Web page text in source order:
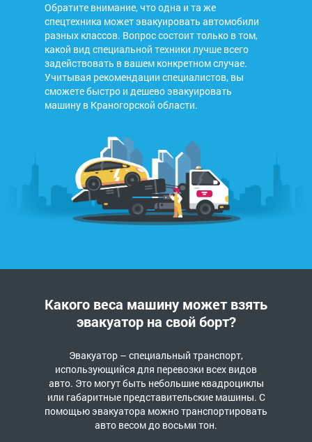
Обратите внимание, что одна и та же
спецтехника может эвакуировать автомобили
разных классов. Вопрос состоит только в том,
какой вид специальной техники лучше всего
задействовать в вашем конкретном случае.
Учитывая рекомендации специалистов, вы
сможете быстро и дешево эвакуировать
машину в Краногорской области.
Какого веса машину может взять
эвакуатор на свой борт?
Эвакуатор – специальный транспорт,
использующийся для перевозки всех видов
авто. Это могут быть небольшие квадроциклы
или габаритные представительские машины. С
помощью эвакуатора можно транспортировать
авто весом до восьми тон.